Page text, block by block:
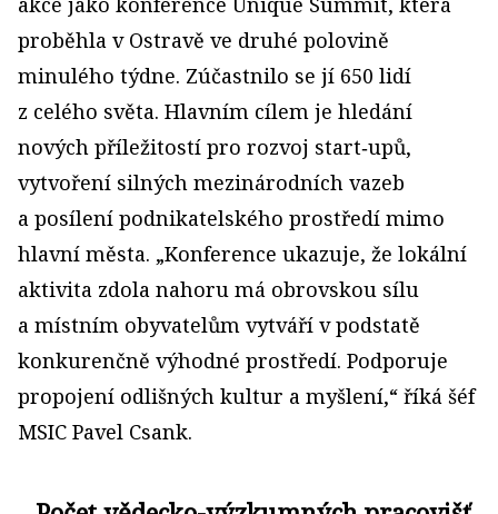
proběhla v Ostravě ve druhé polovině
minulého týdne. Zúčastnilo se jí 650 lidí
z celého světa. Hlavním cílem je hledání
nových příležitostí pro rozvoj start‑upů,
vytvoření silných mezinárodních vazeb
a posílení podnikatelského prostředí mimo
hlavní města. „Konference ukazuje, že lokální
aktivita zdola nahoru má obrovskou sílu
a místním obyvatelům vytváří v podstatě
konkurenčně výhodné prostředí. Podporuje
propojení odlišných kultur a myšlení,“ říká šéf
MSIC Pavel Csank.